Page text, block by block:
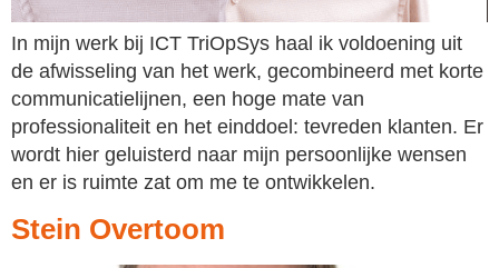
In mijn werk bij ICT TriOpSys haal ik voldoening uit
de afwisseling van het werk, gecombineerd met korte
communicatielijnen, een hoge mate van
professionaliteit en het einddoel: tevreden klanten. Er
wordt hier geluisterd naar mijn persoonlijke wensen
en er is ruimte zat om me te ontwikkelen.
Stein Overtoom